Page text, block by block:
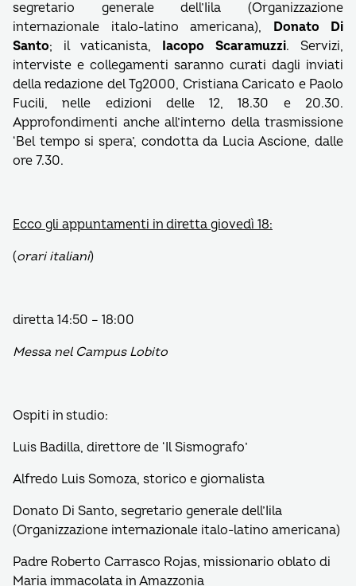
segretario generale dell’Iila (Organizzazione
internazionale italo-latino americana), Donato Di
Santo; il vaticanista, Iacopo Scaramuzzi. Servizi,
interviste e collegamenti saranno curati dagli inviati
della redazione del Tg2000, Cristiana Caricato e Paolo
Fucili, nelle edizioni delle 12, 18.30 e 20.30.
Approfondimenti anche all’interno della trasmissione
‘Bel tempo si spera’, condotta da Lucia Ascione, dalle
ore 7.30.
Ecco gli appuntamenti in diretta giovedì 18:
(orari italiani)
diretta 14:50 – 18:00
Messa nel Campus Lobito
Ospiti in studio:
Luis Badilla, direttore de ‘Il Sismografo’
Alfredo Luis Somoza, storico e giornalista
Donato Di Santo, segretario generale dell’Iila
(Organizzazione internazionale italo-latino americana)
Padre Roberto Carrasco Rojas, missionario oblato di
Maria immacolata in Amazzonia